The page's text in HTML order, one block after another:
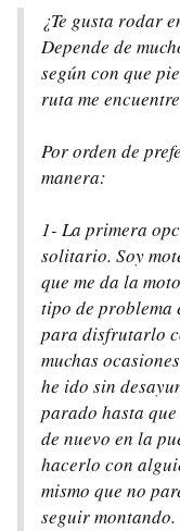
¿Te gusta rodar
Depende de
según con que
ruta me
Por orden de
manera:
1- La primera
solitario. Soy
que me da la
tipo de problema
para disfrutarlo
muchas
he ido sin
parado hasta
de nuevo en la
hacerlo con
mismo que no
seguir montando.